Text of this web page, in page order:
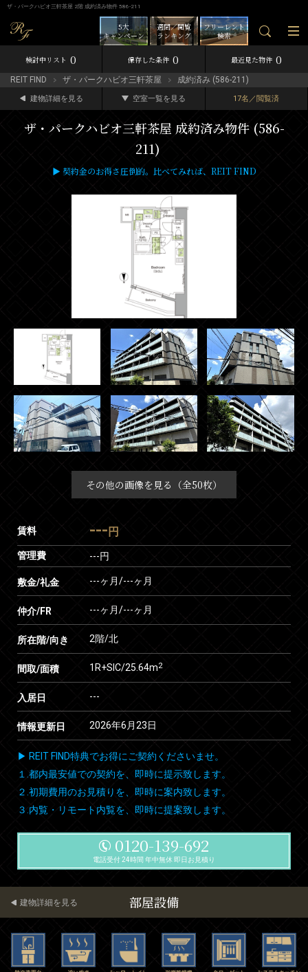
ザ・パークハビオ三軒茶屋 2階 成約済み物件 586-211
フリーレント
検索
週間／閲覧
ランキング
5大
キャンペーン
検討中リスト 0 保存した条件 0 最近見た物件 0
REIT FIND ザ・パークハビオ三軒茶屋 成約済み (586-211)
建物詳細を見る 空室一覧を見る 17名／閲覧済
ザ・パークハビオ三軒茶屋 成約済み物件 (586-
211)
▶ 契約金のお得さ圧倒的。比べてみれば、REIT FIND
その他の画像を見る（全50枚）
賃料 --- 円
管理費 ---円
敷金/礼金 ---ヶ月/---ヶ月
仲介/FR ---ヶ月/---ヶ月
所在階/向き 2階/北
間取/面積 1R+SIC/25.64m2
入居日 ---
情報更新日 2026年6月23日
▶ REIT FIND特典でお得にご契約くださいませ。
１.都内最安値での契約を、即時に提示致します。
２.初期費用のお見積りを、即時に案内致します。
３.内覧・リモート内覧を、即時に提案致します。
0120-139-692
電話受付 24時間 年中無休 即日お見積り
部屋設備
建物詳細を見る